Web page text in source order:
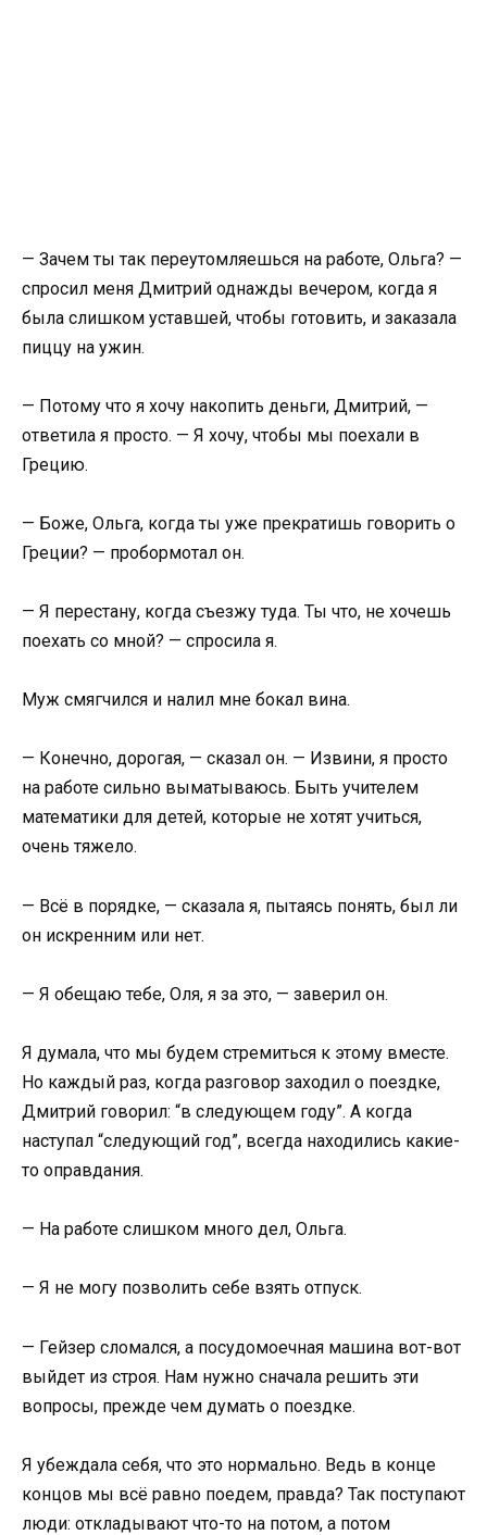
— Зачем ты так переутомляешься на работе, Ольга? —
спросил меня Дмитрий однажды вечером, когда я
была слишком уставшей, чтобы готовить, и заказала
пиццу на ужин.
— Потому что я хочу накопить деньги, Дмитрий, —
ответила я просто. — Я хочу, чтобы мы поехали в
Грецию.
— Боже, Ольга, когда ты уже прекратишь говорить о
Греции? — пробормотал он.
— Я перестану, когда съезжу туда. Ты что, не хочешь
поехать со мной? — спросила я.
Муж смягчился и налил мне бокал вина.
— Конечно, дорогая, — сказал он. — Извини, я просто
на работе сильно выматываюсь. Быть учителем
математики для детей, которые не хотят учиться,
очень тяжело.
— Всё в порядке, — сказала я, пытаясь понять, был ли
он искренним или нет.
— Я обещаю тебе, Оля, я за это, — заверил он.
Я думала, что мы будем стремиться к этому вместе.
Но каждый раз, когда разговор заходил о поездке,
Дмитрий говорил: “в следующем году”. А когда
наступал “следующий год”, всегда находились какие-
то оправдания.
— На работе слишком много дел, Ольга.
— Я не могу позволить себе взять отпуск.
— Гейзер сломался, а посудомоечная машина вот-вот
выйдет из строя. Нам нужно сначала решить эти
вопросы, прежде чем думать о поездке.
Я убеждала себя, что это нормально. Ведь в конце
концов мы всё равно поедем, правда? Так поступают
люди: откладывают что-то на потом, а потом